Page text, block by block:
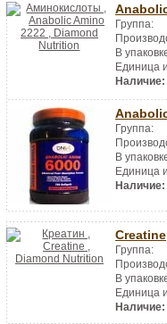
Группа:
В
Единица
Наличие:
Группа:
В
Единица
Наличие:
Creatine
Группа:
В
Единица
Наличие: